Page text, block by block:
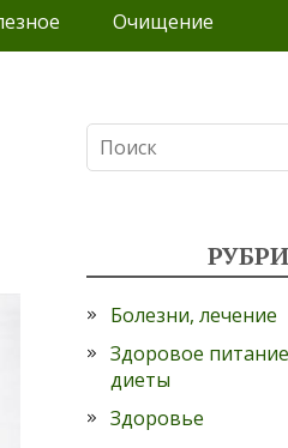
Очищение
Болезни, лечение
Здоровое
диеты
Здоровье